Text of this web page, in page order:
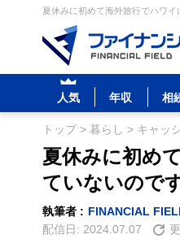
夏休みに初めて海外旅行でハワ
人気 年収 相
トップ> 暮らし > キャッ
夏休みに初め
ていないので
執筆者 : FINANCIAL
配信日: 2024.07.07